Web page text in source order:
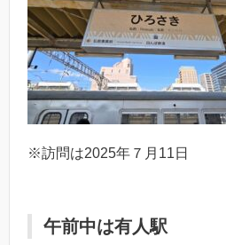
※訪問は2025年７月11日
午前中は有人駅